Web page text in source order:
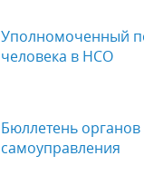
Уполномоченный
человека в НСО
Бюллетень органов
самоуправления